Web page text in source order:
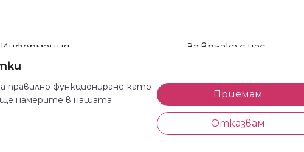
Информация
Общи условия
Декларация за поверителност
Доставка и плащане
За връзка с нас
тел: 0885 514 577
e-mail: shop@kosara.bg
Всеки делничен ден (от
правилно функциониране като
ще намерите в нашата
Приемам
Отказвам